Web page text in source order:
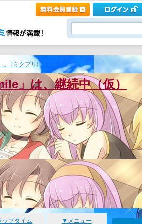
。 [ミクプリ]
」は、継続中（仮）
ップタイム ▼メニュー